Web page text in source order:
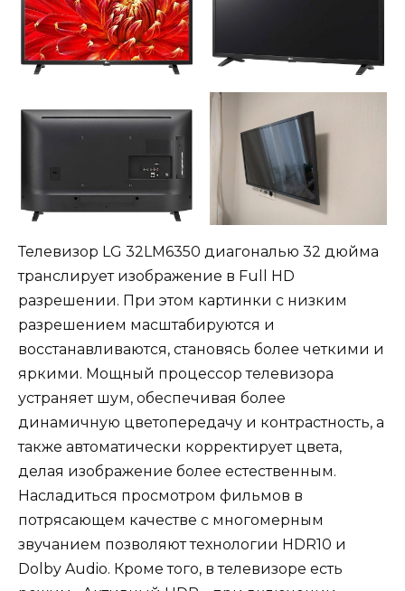
Телевизор LG 32LM6350 диагональю 32 дюйма
транслирует изображение в Full HD
разрешении. При этом картинки с низким
разрешением масштабируются и
восстанавливаются, становясь более четкими и
яркими. Мощный процессор телевизора
устраняет шум, обеспечивая более
динамичную цветопередачу и контрастность, а
также автоматически корректирует цвета,
делая изображение более естественным.
Насладиться просмотром фильмов в
потрясающем качестве с многомерным
звучанием позволяют технологии HDR10 и
Dolby Audio. Кроме того, в телевизоре есть